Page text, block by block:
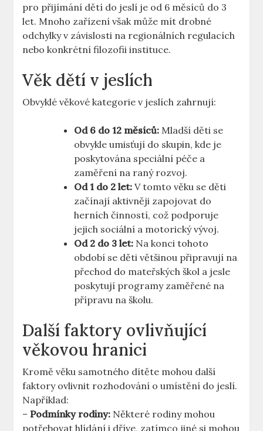
pro přijímání dětí do jeslí je od 6 měsíců do 3
let. Mnoho zařízení však může mít drobné
odchylky v závislosti na regionálních regulacích
nebo konkrétní filozofii instituce.
Věk dětí v jeslích
Obvyklé věkové kategorie v jeslích zahrnují:
Od 6 do 12 měsíců: Mladší děti se
obvykle umisťují do skupin, kde je
poskytována speciální péče a
zaměření na raný rozvoj.
Od 1 do 2 let: V tomto věku se děti
začínají aktivněji zapojovat do
herních činností, což podporuje
jejich sociální a motorický vývoj.
Od 2 do 3 let: Na konci tohoto
období se děti většinou připravují na
přechod do mateřských škol a jesle
poskytují programy zaměřené na
přípravu na školu.
Další faktory ovlivňující
věkovou hranici
Kromě věku samotného dítěte mohou další
faktory ovlivnit rozhodování o umístění do jeslí.
Například:
–Podmínky rodiny: Některé rodiny mohou
potřebovat hlídání i dříve, zatímco jiné si mohou